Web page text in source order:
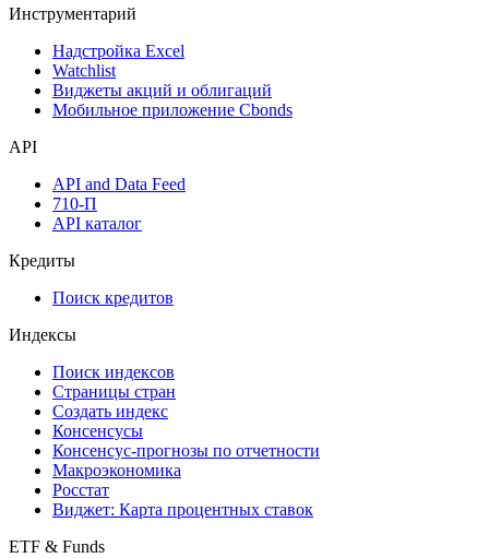
Инструментарий
Надстройка Excel
Watchlist
Виджеты акций и облигаций
Мобильное приложение Cbonds
API
API and Data Feed
710-П
API каталог
Кредиты
Поиск кредитов
Индексы
Поиск индексов
Страницы стран
Создать индекс
Консенсусы
Консенсус-прогнозы по отчетности
Макроэкономика
Росстат
Виджет: Карта процентных ставок
ETF & Funds